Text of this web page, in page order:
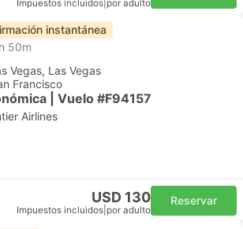
Impuestos incluidos por adulto
instantánea
50m
Vegas, Las Vegas
Francisco
| Vuelo #F94157
Airlines
USD 130
Impuestos incluidos por adulto
Reservar